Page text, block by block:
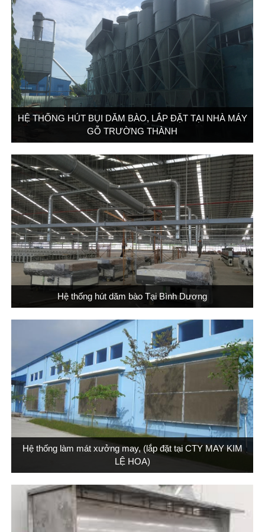
HỆ THỐNG HÚT BỤI DĂM BÀO, LẮP ĐẶT TẠI NHÀ MÁY
GỖ TRƯỜNG THÀNH
Hệ thống hút dăm bào Tại Bình Dương
Hệ thống làm mát xưởng may, (lắp đặt tại CTY MAY KIM
LỆ HOA)